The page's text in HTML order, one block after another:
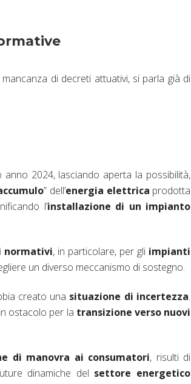
di decreti attuativi, si parla già di
anno 2024, lasciando aperta la possibilità,
” dell’energia elettrica prodotta
l’installazione di un impianto
normativi, in particolare, per gli impianti
un diverso meccanismo di sostegno.
creato una situazione di incertezza.
ostacolo per la transizione verso nuovi
di manovra ai consumatori, risulti di
dinamiche del settore energetico